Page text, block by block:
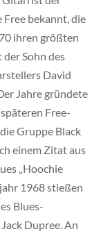
Free bekannt, die
ihren größten
Sohn des
David
Jahre gründete
Free-
Gruppe Black
einem Zitat aus
„Hoochie
1968 stießen
Blues-
Dupree. An